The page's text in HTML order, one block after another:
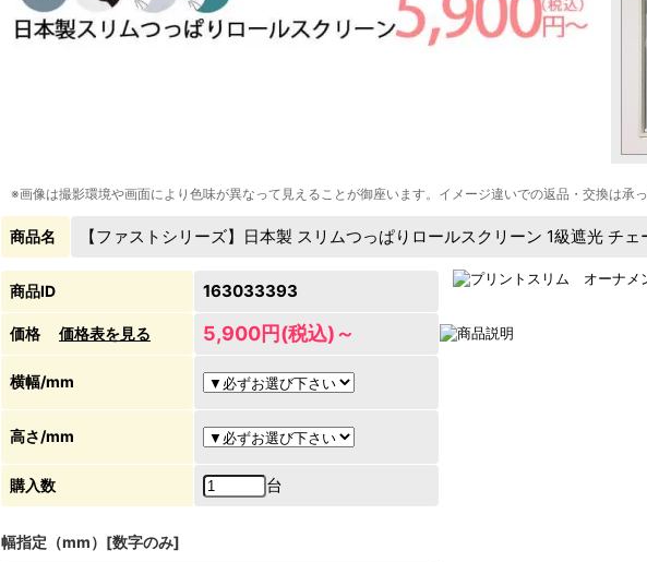
※画像は撮影環境や画面により色味が異なって見えることが御座います。イメージ違いでの返品・交換は承
商品名 【ファストシリーズ】日本製 スリムつっぱりロールスクリーン 1級遮光 チ
商品ID 163033393
価格 価格表を見る 5,900円(税込)～
横幅/mm
高さ/mm
購入数 台
幅指定（mm）[数字のみ]